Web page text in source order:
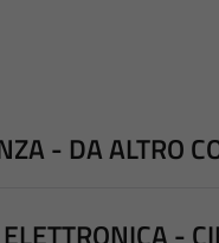
- DA ALTRO